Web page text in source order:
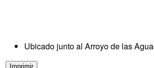
Ubicado junto al Arroyo de las